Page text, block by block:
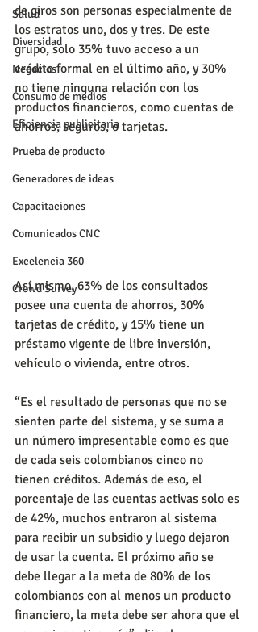
Salud
Diversidad
Negocios
Consumo de medios
Eficiencia publicitaria
Prueba de producto
Generadores de ideas
Capacitaciones
Comunicados CNC
Excelencia 360
Crowd Survey
de giros son personas especialmente de
los estratos uno, dos y tres. De este
grupo, solo 35% tuvo acceso a un
crédito formal en el último año, y 30%
no tiene ninguna relación con los
productos financieros, como cuentas de
ahorros, seguros, o tarjetas.
Así mismo, 63% de los consultados
posee una cuenta de ahorros, 30%
tarjetas de crédito, y 15% tiene un
préstamo vigente de libre inversión,
vehículo o vivienda, entre otros.
“Es el resultado de personas que no se
sienten parte del sistema, y se suma a
un número impresentable como es que
de cada seis colombianos cinco no
tienen créditos. Además de eso, el
porcentaje de las cuentas activas solo es
de 42%, muchos entraron al sistema
para recibir un subsidio y luego dejaron
de usar la cuenta. El próximo año se
debe llegar a la meta de 80% de los
colombianos con al menos un producto
financiero, la meta debe ser ahora que el